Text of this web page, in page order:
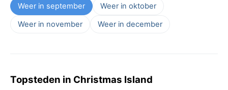
Weer in september
Weer in oktober
Weer in november
Weer in december
Topsteden in Christmas Island